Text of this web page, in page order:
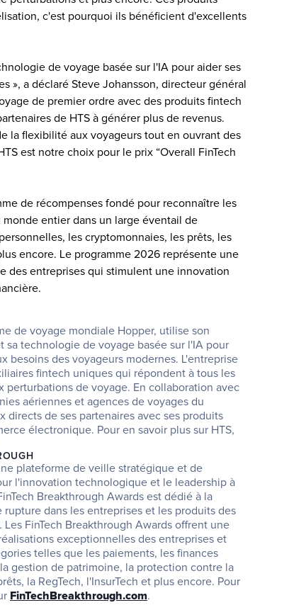
c'est pourquoi ils bénéficient d'excellents
de voyage basée sur l'IA pour aider ses
», a déclaré Steve Johansson, directeur général
de premier ordre avec des produits fintech
de HTS à générer plus de revenus.
la flexibilité aux voyageurs tout en ouvrant des
est notre choix pour le prix “Overall FinTech
de récompenses fondé pour reconnaître les
monde entier dans un large éventail de
les cryptomonnaies, les prêts, les
encore. Le programme 2026 représente une
des entreprises qui stimulent une innovation
de voyage mondiale Hopper, utilise son
sa technologie de voyage basée sur l'IA pour
besoins des voyageurs modernes. L'entreprise
fintech uniques qui répondent à tous les
perturbations de voyage. En collaboration avec
aériennes et agences de voyages du
directs de ses partenaires avec ses produits
électronique. Pour en savoir plus sur HTS,
plateforme de veille stratégique et de
l'innovation technologique et le leadership à
Breakthrough Awards est dédié à la
dans les entreprises et les produits des
FinTech Breakthrough Awards offrent une
exceptionnelles des entreprises et
telles que les paiements, les finances
gestion de patrimoine, la protection contre la
la RegTech, l'InsurTech et plus encore. Pour
FinTechBreakthrough.com.